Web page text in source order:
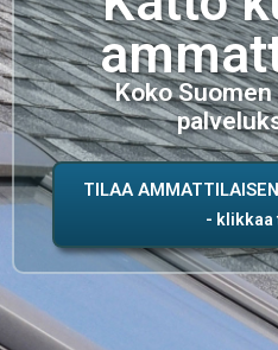
Koko
TILAA